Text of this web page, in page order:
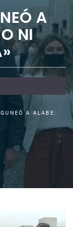
A
NI
A ALABE: